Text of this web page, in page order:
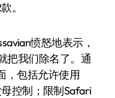
。
愤怒地表示，
把我们除名了。通
，包括允许使用
控制；限制Safari